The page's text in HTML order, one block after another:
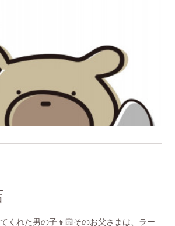
くれた男の子👦🏻そのお父さまは、ラー